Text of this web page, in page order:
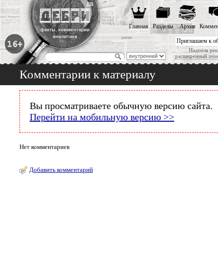
Приглашаем к
Надоела
расширенный
Главная Разделы Архив
Комментарии к материалу
Вы просматриваете обычную версию сайта.
Перейти на мобильную версию >>
Нет комментариев
Добавить комментарий